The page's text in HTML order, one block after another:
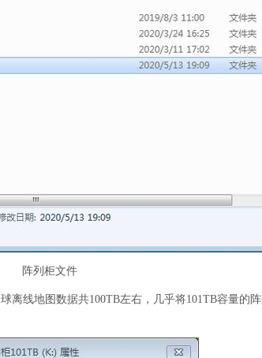
阵列柜文件
离线地图数据共100TB左右，几乎将101TB容量的